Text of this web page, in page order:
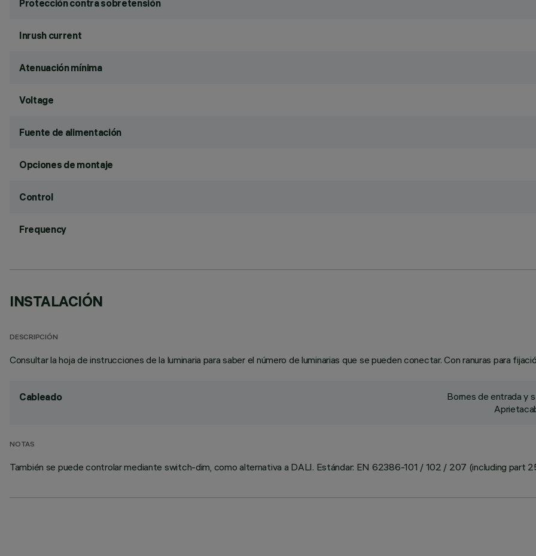
Protección contra sobretensión
Inrush current
Atenuación mínima
Voltage
Fuente de alimentación
Opciones de montaje
Control
Frequency
INSTALACIÓN
DESCRIPCIÓN
Consultar la hoja de instrucciones de la luminaria para saber el número de luminarias que se pueden conectar. Con ranuras para
Cableado
Bornes de entrada y
NOTAS
También se puede controlar mediante switch-dim, como alternativa a DALI. Estándar: EN 62386-101 / 102 / 207 (including part